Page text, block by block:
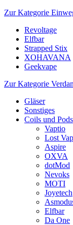
Zur Kategorie
Revoltage
Elfbar
Strapped Stix
XOHAVANA
Geekvape
Zur Kategorie
Gläser
Sonstiges
Coils und Pods
Vaptio
Lost
Aspire
OXVA
dotMod
Nevoks
MOTI
Joyetech
Elfbar
Da One